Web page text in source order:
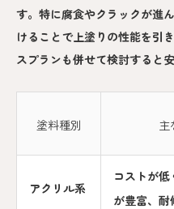
す。特に腐食やクラックが進
けることで上塗りの性能を引
スプランも併せて検討すると
塗料種別 主
アクリル系
コストが
が豊富、耐